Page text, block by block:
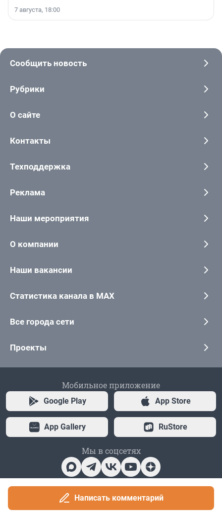
7 августа, 18:00
Сообщить новость
Рубрики
О сайте
Контакты
Техподдержка
Реклама
Наши мероприятия
О компании
Наши вакансии
Статистика канала в MAX
Все города сети
Проекты
Мобильное приложение
Google Play App Store
App Gallery RuStore
Мы в соцсетях
«Фонтанка» — петербургское сетевое издание, где можно найти не только
новости Петербурга, но и последние новости дня, и все важное и
Написать комментарий